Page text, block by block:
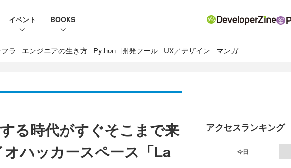
イベント BOOKS
ラ エンジニアの生き方 Python 開発ツール UX／デザイン マンガ
る時代がすぐそこまで来
ハッカースペース「La
アクセスランキング
今日